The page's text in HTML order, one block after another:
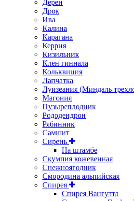
Дерен
Дрок
Ива
Калина
Карагана
Керрия
Кизильник
Клен гиннала
Кольквиция
Лапчатка
Луизеания (Миндаль
Магония
Пузыреплодник
Рододендрон
Рябинник
Самшит
Сирень
На штамбе
Скумпия кожевенная
Снежноягодник
Смородина альпийская
Спирея
Спирея Вангутта